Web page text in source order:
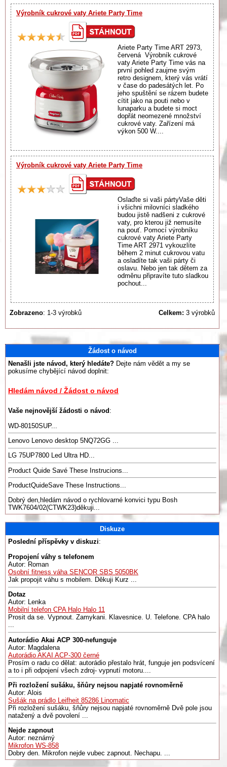
Výrobník cukrové vaty Ariete Party Time
Ariete Party Time ART 2973,
červená Výrobník cukrové
vaty Ariete Party Time vás na
první pohled zaujme svým
retro designem, který vás vrátí
v čase do padesátých let. Po
jeho spuštění se rázem budete
cítit jako na pouti nebo v
lunaparku a budete si moct
dopřát neomezené množství
cukrové vaty. Zařízení má
výkon 500 W....
Výrobník cukrové vaty Ariete Party Time
Oslaďte si vaši pártyVaše děti
i všichni milovníci sladkého
budou jistě nadšeni z cukrové
vaty, pro kterou již nemusíte
na pouť. Pomocí výrobníku
cukrové vaty Ariete Party
Time ART 2971 vykouzlíte
během 2 minut cukrovou vatu
a osladíte tak vaši párty či
oslavu. Nebo jen tak dětem za
odměnu připravíte tuto sladkou
pochout...
Zobrazeno: 1-3 výrobků Celkem: 3 výrobků
Žádost o návod
Nenašli jste návod, který hledáte? Dejte nám vědět a my se
pokusíme chybějící návod doplnit:
Hledám návod / Žádost o návod
Vaše nejnovější žádosti o návod :
WD-80150SUP...
Lenovo Lenovo desktop 5NQ72GG ...
LG 75UP7800 Led Ultra HD...
Product Quide Savé These Instrucions...
ProductQuideSave These Instructions...
Dobrý den,hledám návod o rychlovarné konvici typu Bosh
TWK7604/02(CTWK23)děkuji...
Diskuze
Poslední příspěvky v diskuzi:
Propojení váhy s telefonem
Autor: Roman
Osobní fitness váha SENCOR SBS 5050BK
Jak propojit váhu s mobilem. Děkuji Kurz ...
Dotaz
Autor: Lenka
Mobilní telefon CPA Halo Halo 11
Prosit da se. Vypnout. Zamykani. Klavesnice. U. Telefone. CPA halo
...
Autorádio Akai ACP 300-nefunguje
Autor: Magdalena
Autorádio AKAI ACP-300 černé
Prosím o radu co dělat: autorádio přestalo hrát, funguje jen podsvícení
a to i při odpojení všech zdroj- vypnutí motoru....
Při rozložení sušáku, šňůry nejsou napjaté rovnoměrně
Autor: Alois
Sušák na prádlo Leifheit 85286 Linomatic
Při rozložení sušáku, šňůry nejsou napjaté rovnoměrně Dvě pole jsou
natažený a dvě povolení ...
Nejde zapnout
Autor: neznámý
Mikrofon WS-858
Dobry den. Mikrofon nejde vubec zapnout. Nechapu. ...